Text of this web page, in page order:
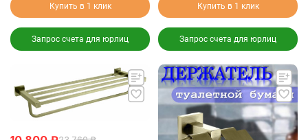
Купить в 1 клик
Запрос счета для юрлиц
Купить в 1 клик
Запрос счета для юрлиц